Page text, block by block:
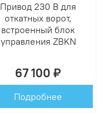
Привод 230 В для
откатных ворот,
встроенный блок
управления ZBKN
67 100 ₽
Подробнее